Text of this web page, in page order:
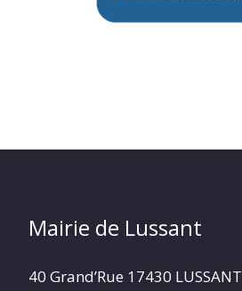
Mairie de Lussant
40 Grand’Rue 17430 LUSSANT